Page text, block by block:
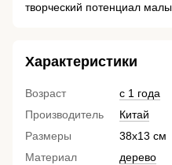
творческий потенциал
Характеристики
Возраст
с 1 года
Производитель
Китай
Размеры
38х13 см
Материал
дерево